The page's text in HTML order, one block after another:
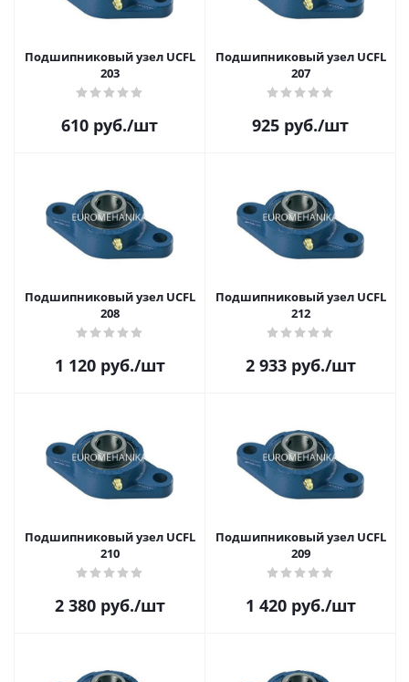
Подшипниковый узел UCFL
203
610 руб./шт
Подшипниковый узел UCFL
207
925 руб./шт
Подшипниковый узел UCFL
208
1 120руб./шт
Подшипниковый узел UCFL
212
2 933руб./шт
Подшипниковый узел UCFL
210
2 380руб./шт
Подшипниковый узел UCFL
209
1 420руб./шт